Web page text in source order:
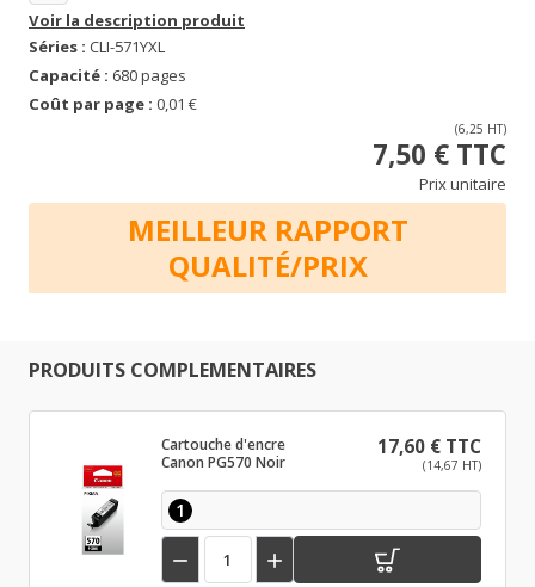
Voir la description produit
Séries : CLI-571YXL
Capacité : 680 pages
Coût par page : 0,01 €
(6,25 HT)
7,50 € TTC
Prix unitaire
MEILLEUR RAPPORT
QUALITÉ/PRIX
PRODUITS COMPLEMENTAIRES
Cartouche d'encre
Canon PG570 Noir
17,60 € TTC
(14,67 HT)
1
 